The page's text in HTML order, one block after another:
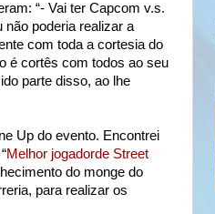
“- Vai ter Capcom v.s.
poderia realizar a
com toda a cortesia do
é cortês com todos ao seu
parte disso, ao lhe
Up do evento. Encontrei
Melhor jogadorde Street
do monge do
para realizar os